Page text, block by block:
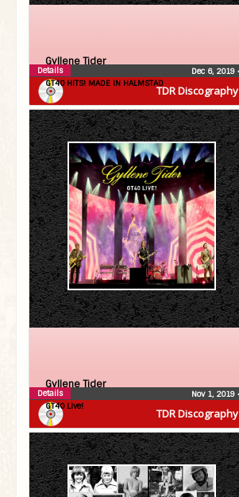
TDR Discography
Gyllene Tider
GT40 HITS! MADE IN HALMSTAD
Dec 6, 2019 •
Details
TDR Discography
Gyllene Tider
GT40 Live!
Nov 1, 2019 •
Details